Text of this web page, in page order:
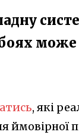
боях
, які
ймовірної